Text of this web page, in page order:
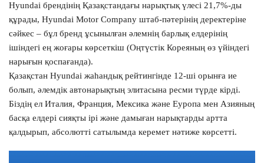
Hyundai брендінің Қазақстандағы нарықтық үлесі 21,7%-ды
құрады, Hyundai Motor Company штаб-пәтерінің деректеріне
сәйкес – бұл бренд ұсынылған әлемнің барлық елдерінің
ішіндегі ең жоғары көрсеткіш (Оңтүстік Кореяның өз үйіндегі
нарығын қоспағанда).
Қазақстан Hyundai жаһандық рейтингінде 12-ші орынға ие
болып, әлемдік автонарықтың элитасына ресми түрде кірді.
Біздің ел Италия, Франция, Мексика және Еуропа мен Азияның
басқа елдері сияқты ірі және дамыған нарықтарды артта
қалдырып, абсолютті сатылымда керемет нәтиже көрсетті.